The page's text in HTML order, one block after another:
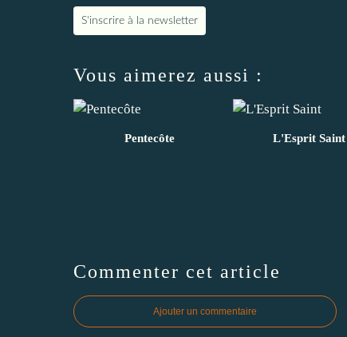
S'inscrire à la newsletter
Vous aimerez aussi :
Pentecôte L'Esprit Saint
Commenter cet article
Ajouter un commentaire